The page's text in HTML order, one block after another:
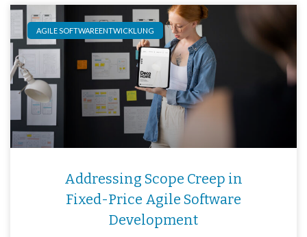
AGILE SOFTWAREENTWICKLUNG
Addressing Scope Creep in
Fixed-Price Agile Software
Development